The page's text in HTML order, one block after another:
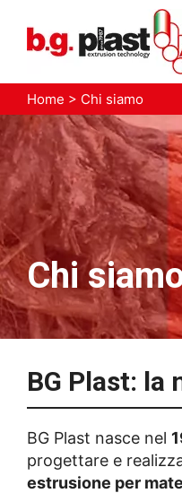
contenuto
Home > Chi siamo
Chi
BG Plast: la
BG Plast nasce nel
progettare e
estrusione per